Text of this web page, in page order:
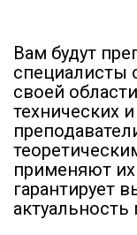
Вам будут
специалисты
своей
технических
применяют их
гарантирует
актуальность